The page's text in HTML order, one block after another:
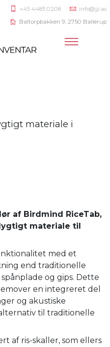
+45 4483 0208
info@jji.as
Baltorpbakken 9, 2750 Ballerup
materiale i
af Birdmind RiceTab,
materiale til
med et
end traditionelle
og gips. Dette
en integreret del
og akustiske
til traditionelle
af ris-skaller, som ellers